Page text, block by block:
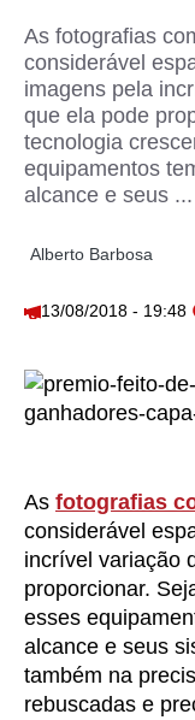
As fotografias
considerável
imagens pela
que ela pode
tecnologia
equipamentos
alcance e seus ...
Alberto Barbosa
13/08/2018 - 19:48
As fotografias
considerável
incrível variação
proporcionar.
esses
alcance e seus
também na
rebuscadas e